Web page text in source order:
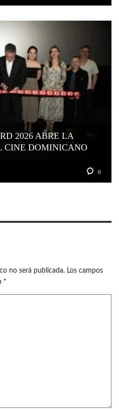
2026 ABRE LA
CINE DOMINICANO
0
no será publicada. Los campos
*